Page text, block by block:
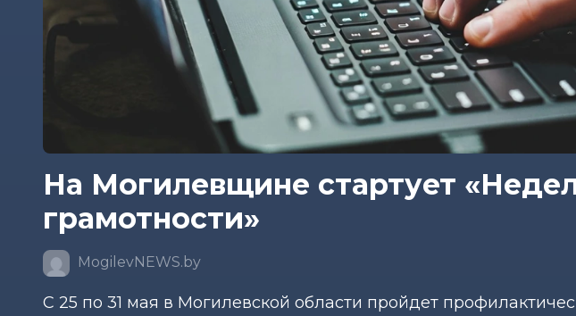
На Могилевщине стартует
грамотности»
MogilevNEWS.by
С 25 по 31 мая в Могилевской области пройдет